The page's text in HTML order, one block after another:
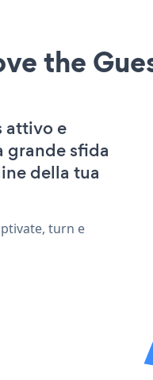
the
attivo e
grande sfida
della tua
turn e